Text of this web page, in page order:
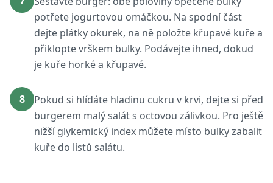
potřete jogurtovou omáčkou. Na spodní část
dejte plátky okurek, na ně položte křupavé kuře a
přiklopte vrškem bulky. Podávejte ihned, dokud
je kuře horké a křupavé.
8
Pokud si hlídáte hladinu cukru v krvi, dejte si před
burgerem malý salát s octovou zálivkou. Pro ještě
nižší glykemický index můžete místo bulky zabalit
kuře do listů salátu.